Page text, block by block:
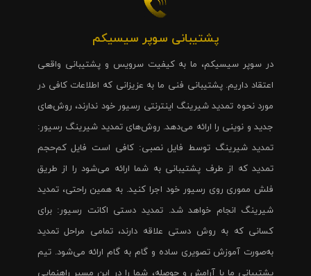
پشتیبانی سوپر سیسیکم
در سوپر سیسیکم، ما به کیفیت سرویس و پشتیبانی واقعی
اعتقاد داریم. پشتیبانی فنی ما به عزیزانی که اطلاعات کافی در
مورد نحوه تمدید شیرینگ اینترنتی رسیور خود ندارند، روش‌های
جدید و نوینی را ارائه می‌دهد. روش‌های تمدید شیرینگ رسیور:
تمدید شیرینگ توسط فایل نصبی: کافی است فایل کم‌حجم
تمدید که از طرف پشتیبانی به شما ارائه می‌شود را از طریق
فلش مموری روی رسیور خود اجرا کنید. به همین راحتی، تمدید
شیرینگ انجام خواهد شد. تمدید دستی اکانت رسیور: برای
کسانی که به روش دستی علاقه دارند، تمامی مراحل تمدید
به‌صورت آموزش تصویری ساده و گام به گام ارائه می‌شود. تیم